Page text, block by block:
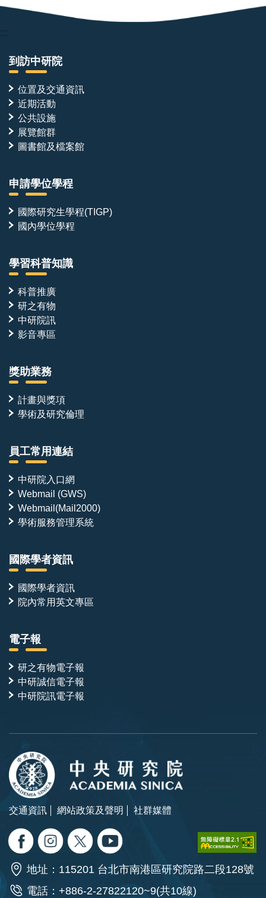
:::
到訪中研院
位置及交通資訊
近期活動
公共設施
展覽館群
圖書館及檔案館
申請學位學程
國際研究生學程(TIGP)
國內學位學程
學習科普知識
科普推廣
研之有物
中研院訊
影音專區
獎助業務
計畫與獎項
學術及研究倫理
員工常用連結
中研院入口網
Webmail (GWS)
Webmail(Mail2000)
學術服務管理系統
國際學者資訊
國際學者資訊
院內常用英文專區
電子報
研之有物電子報
中研誠信電子報
中研院訊電子報
交通資訊 網站政策及聲明 社群媒體
地址：115201 台北市南港區研究院路二段128號
電話：+886-2-27822120~9(共10線)